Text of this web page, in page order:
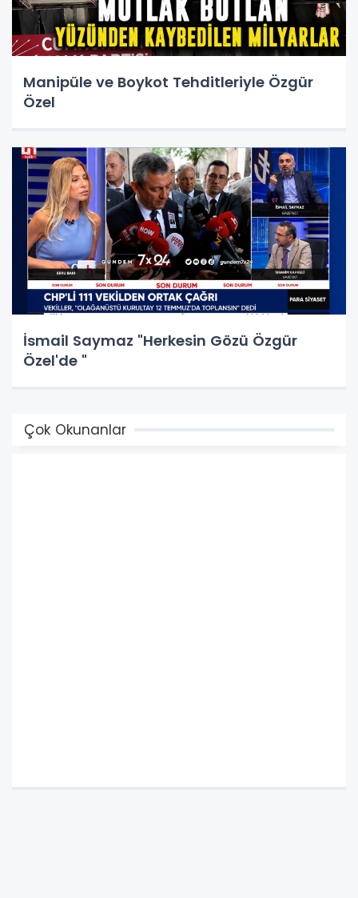
Manipüle ve Boykot Tehditleriyle Özgür
Özel
İsmail Saymaz "Herkesin Gözü Özgür
Özel'de "
Çok Okunanlar